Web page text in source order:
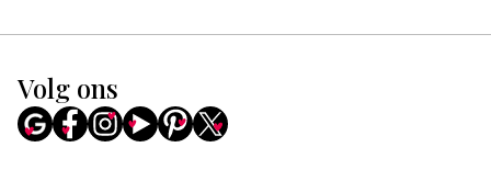
Volg ons